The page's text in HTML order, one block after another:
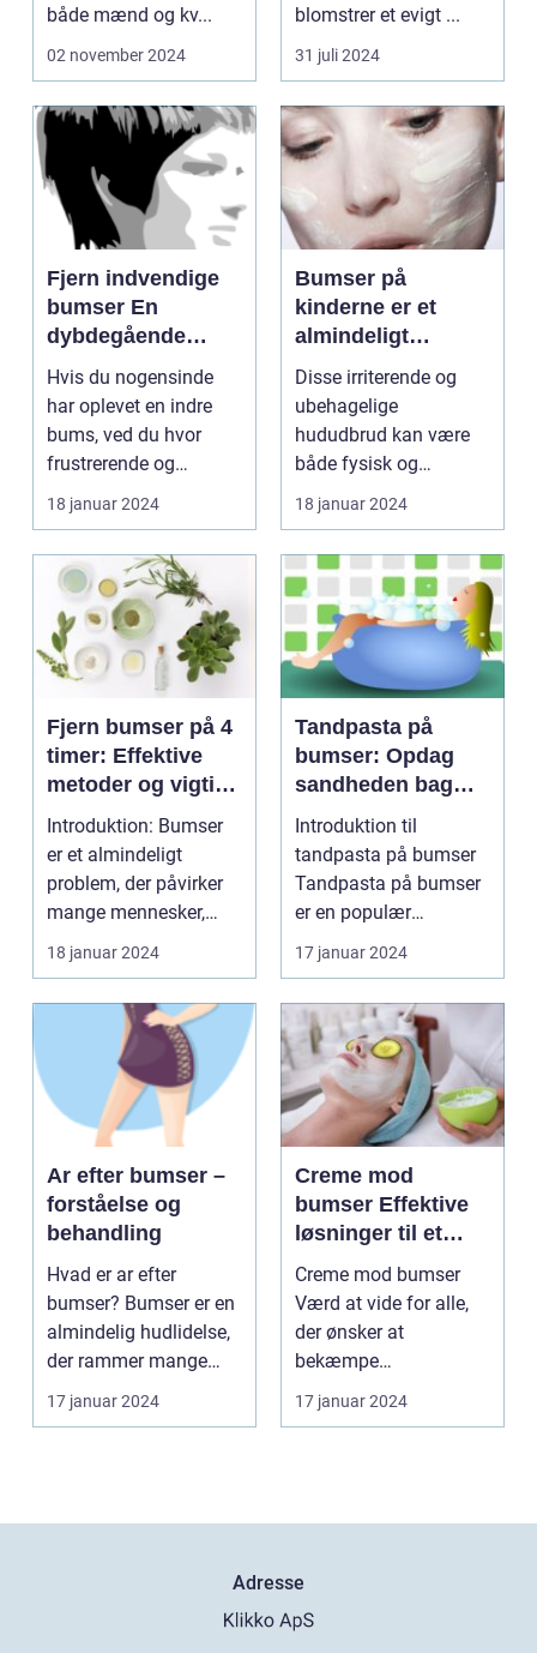
både mænd og kv...
02 november 2024
blomstrer et evigt ...
31 juli 2024
Fjern indvendige
bumser En
dybdegående
guide til smuk hud
Hvis du nogensinde
har oplevet en indre
bums, ved du hvor
frustrerende og
smertefuldt det kan
være. ...
18 januar 2024
Bumser på
kinderne er et
almindeligt
problem, som
mange mennesker
oplever i løbet af
deres liv
Disse irriterende og
ubehagelige
hududbrud kan være
både fysisk og
følelsesmæssigt
belastende, især ...
18 januar 2024
Fjern bumser på 4
timer: Effektive
metoder og vigtige
oplysninger
Introduktion: Bumser
er et almindeligt
problem, der påvirker
mange mennesker,
især dem i skønheds-
o...
18 januar 2024
Tandpasta på
bumser: Opdag
sandheden bag
dette populære
hjemmebehandlin
gsmiddel
Introduktion til
tandpasta på bumser
Tandpasta på bumser
er en populær
hjemmebehandlingsm
etode, som...
17 januar 2024
Ar efter bumser –
forståelse og
behandling
Hvad er ar efter
bumser? Bumser er en
almindelig hudlidelse,
der rammer mange
mennesker i deres
tee...
17 januar 2024
Creme mod
bumser Effektive
løsninger til et
glattere og mere
sundt udseende
Creme mod bumser
Værd at vide for alle,
der ønsker at
bekæmpe
hudproblemer
Introduktion til creme...
17 januar 2024
Adresse